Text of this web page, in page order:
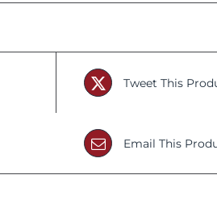
Tweet This
Email This